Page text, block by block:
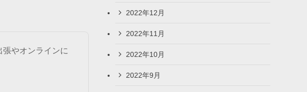
やオンラインに
2022年12月
2022年11月
2022年10月
2022年9月